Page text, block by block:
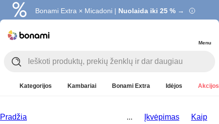
Bonami Extra × Micadoni | Nuolaida iki 25 % →
Menu
Kategorijos Kambariai Bonami Extra Idėjos
Pradžia ... Įkvėpimas
Kaip